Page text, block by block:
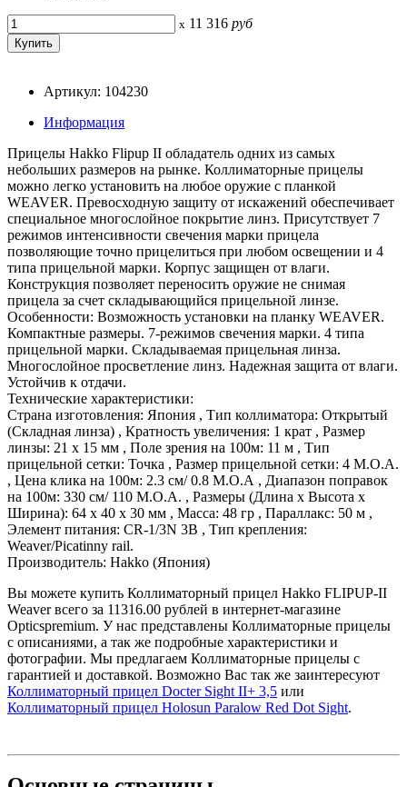
x 11 316 руб
Артикул: 104230
Информация
Прицелы Hakko Flipup II обладатель одних из самых
небольших размеров на рынке. Коллиматорные прицелы
можно легко установить на любое оружие с планкой
WEAVER. Превосходную защиту от искажений обеспечивает
специальное многослойное покрытие линз. Присутствует 7
режимов интенсивности свечения марки прицела
позволяющие точно прицелиться при любом освещении и 4
типа прицельной марки. Корпус защищен от влаги.
Конструкция позволяет переносить оружие не снимая
прицела за счет складывающийся прицельной линзе.
Особенности: Возможность установки на планку WEAVER.
Компактные размеры. 7-режимов свечения марки. 4 типа
прицельной марки. Складываемая прицельная линза.
Многослойное просветление линз. Надежная защита от влаги.
Устойчив к отдачи.
Технические характеристики:
Страна изготовления: Япония , Тип коллиматора: Открытый
(Складная линза) , Кратность увеличения: 1 крат , Размер
линзы: 21 х 15 мм , Поле зрения на 100м: 11 м , Тип
прицельной сетки: Точка , Размер прицельной сетки: 4 М.О.А.
, Цена клика на 100м: 2.3 см/ 0.8 М.О.А , Диапазон поправок
на 100м: 330 см/ 110 М.О.А. , Размеры (Длина х Высота х
Ширина): 64 х 40 х 30 мм , Масса: 48 гр , Параллакс: 50 м ,
Элемент питания: CR-1/3N 3В , Тип крепления:
Weaver/Picatinny rail.
Производитель: Hakko (Япония)
Вы можете купить Коллиматорный прицел Hakko FLIPUP-II
Weaver всего за 11316.00 рублей в интернет-магазине
Opticspremium. У нас представлены Коллиматорные прицелы
с описаниями, а так же подробные характеристики и
фотографии. Мы предлагаем Коллиматорные прицелы с
гарантией и доставкой. Возможно Вас так же заинтересуют
Коллиматорный прицел Docter Sight II+ 3,5 или
Коллиматорный прицел Holosun Paralow Red Dot Sight.